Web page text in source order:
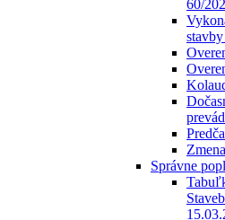
60/
Správne